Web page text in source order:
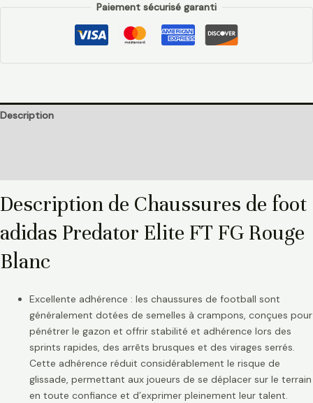
Paiement sécurisé garanti
Description
Description de Chaussures de foot
adidas Predator Elite FT FG Rouge
Blanc
Excellente adhérence : les chaussures de football sont
généralement dotées de semelles à crampons, conçues pour
pénétrer le gazon et offrir stabilité et adhérence lors des
sprints rapides, des arrêts brusques et des virages serrés.
Cette adhérence réduit considérablement le risque de
glissade, permettant aux joueurs de se déplacer sur le terrain
en toute confiance et d’exprimer pleinement leur talent.